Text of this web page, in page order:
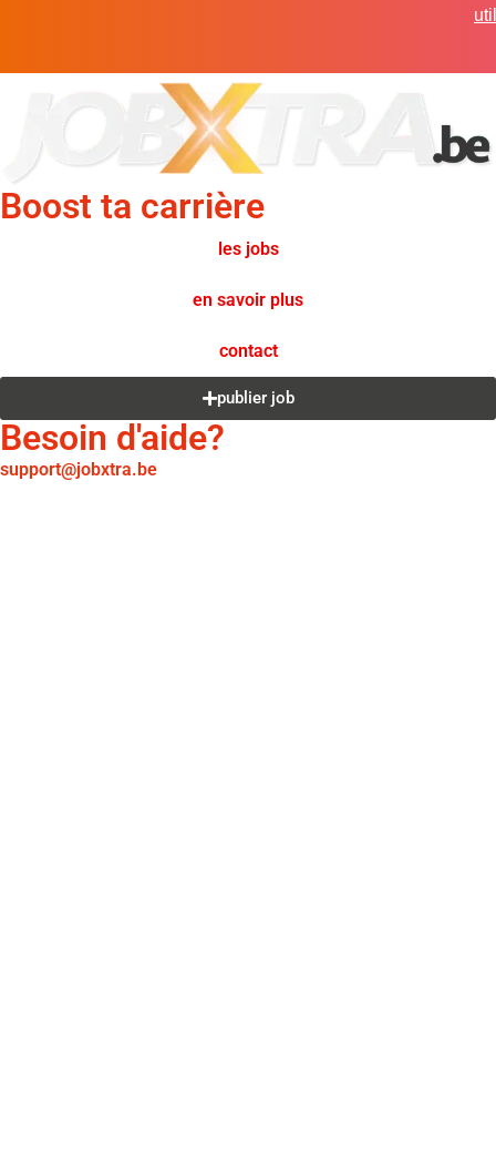
Boost ta carrière
les jobs
en savoir plus
contact
publier job
Besoin d'aide?
support@jobxtra.be